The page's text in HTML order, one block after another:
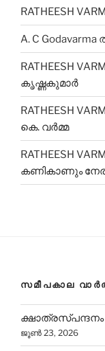
RATHEESH
A. C Godavarma
RATHEESH
കൃഷ്ണകുമാർ
RATHEESH
കെ. വർമ്മ
RATHEESH
കണികാണും
സമീപകാല
ക്ഷാത്രസ്പന്ദനം
ജൂൺ 23, 2026